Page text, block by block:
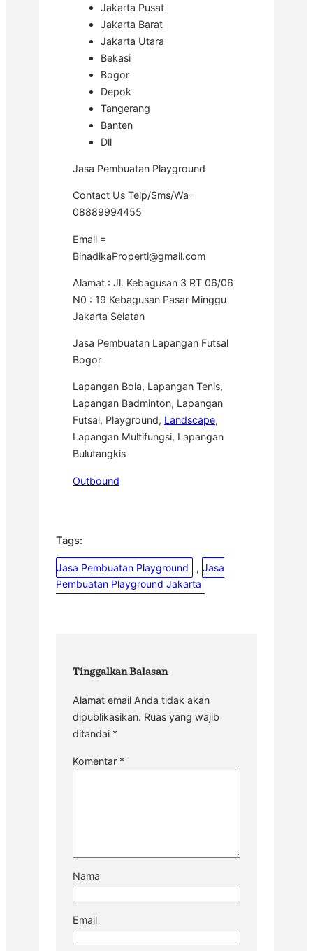
Jakarta Pusat
Jakarta Barat
Jakarta Utara
Bekasi
Bogor
Depok
Tangerang
Banten
Dll
Jasa Pembuatan Playground
Contact Us Telp/Sms/Wa=
08889994455
Email =
BinadikaProperti@gmail.com
Alamat : Jl. Kebagusan 3 RT 06/06
N0 : 19 Kebagusan Pasar Minggu
Jakarta Selatan
Jasa Pembuatan Lapangan Futsal
Bogor
Lapangan Bola, Lapangan Tenis,
Lapangan Badminton, Lapangan
Futsal, Playground, Landscape,
Lapangan Multifungsi, Lapangan
Bulutangkis
Outbound
Tags:
Jasa Pembuatan Playground , Jasa
Pembuatan Playground Jakarta
Tinggalkan Balasan
Alamat email Anda tidak akan
dipublikasikan. Ruas yang wajib
ditandai *
Komentar *
Nama
Email